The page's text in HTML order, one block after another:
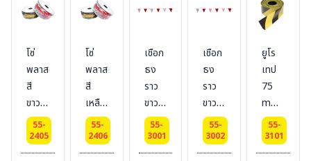
ยาว
โซ่
พลาสติก
สี
ขาว-
แดง
หนา
6
55-
2405
โซ่
พลาสติก
สี
เหลือง-
ดำ
หนา
6
55-
2406
เชือก
ธง
ราว
ขาว-
แดง
size
17
55-
3001
เชือก
ธง
ราว
ขาว-
แดง
size
20
55-
3002
ยูโร
เทป
75
mm
x
500
m. สี
55-
3101